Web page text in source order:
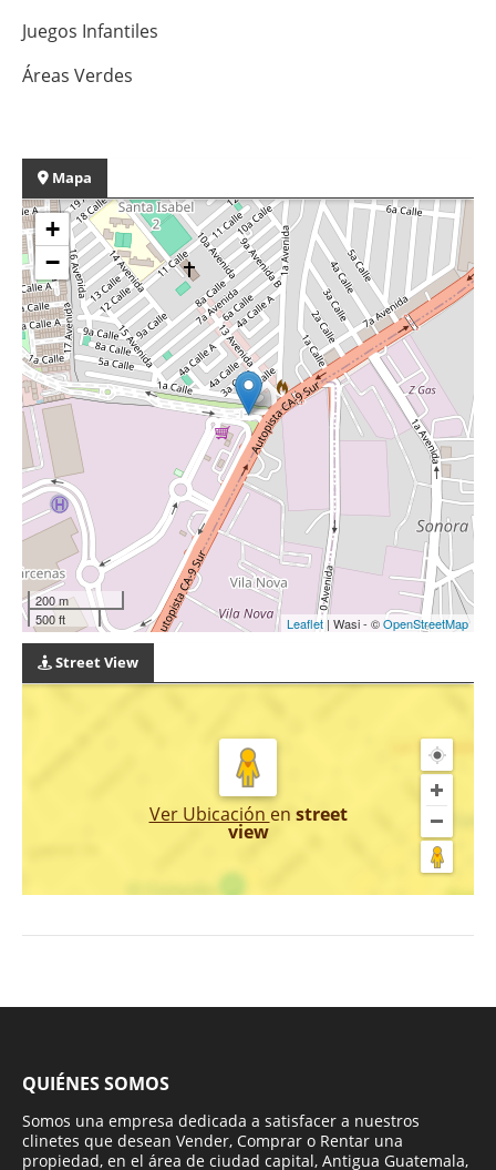
Juegos Infantiles
Áreas Verdes
Mapa
+
−
200 m
500 ft
Leaflet| Wasi - ©OpenStreetMap
Street View
Ver Ubicación en street
view
QUIÉNES SOMOS
Somos una empresa dedicada a satisfacer a nuestros
clinetes que desean Vender, Comprar o Rentar una
propiedad, en el área de ciudad capital, Antigua Guatemala,